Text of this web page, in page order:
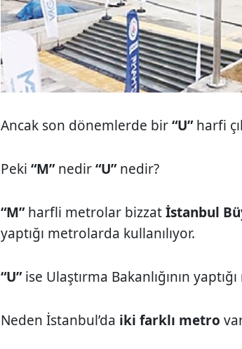
Ancak son dönemlerde bir“U”harfi
Peki“M”nedir“U”nedir?
“M”harfli metrolar bizzatİstanbul
yaptığı metrolarda kullanılıyor.
“U”ise Ulaştırma Bakanlığının
Neden İstanbul’da iki farklı metro